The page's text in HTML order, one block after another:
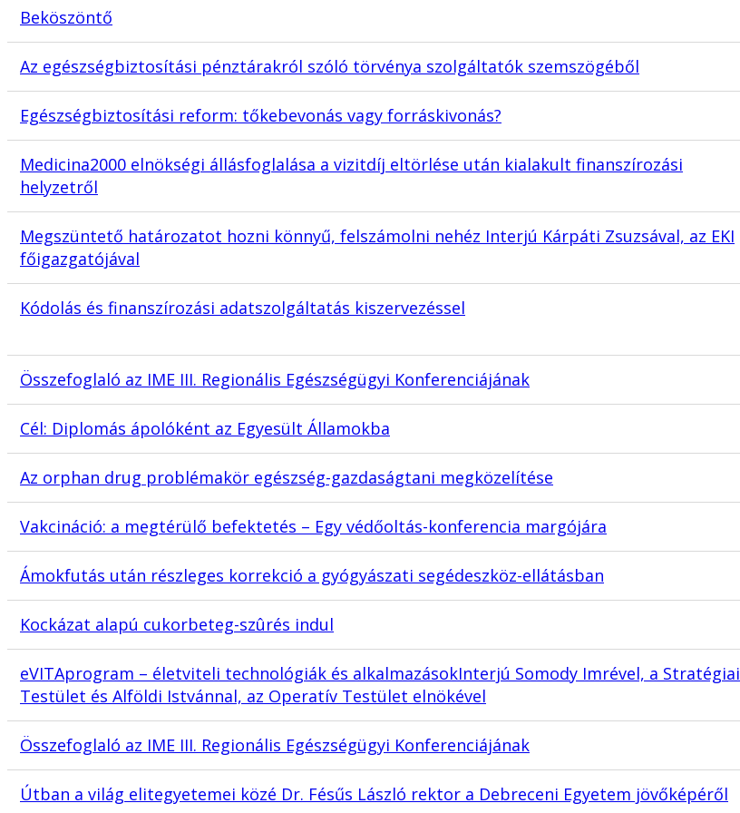
Beköszöntő
Az egészségbiztosítási pénztárakról szóló törvénya szolgáltatók szemszögéből
Egészségbiztosítási reform: tőkebevonás vagy forráskivonás?
Medicina2000 elnökségi állásfoglalása a vizitdíj eltörlése után kialakult finanszírozási
helyzetről
Megszüntető határozatot hozni könnyű, felszámolni nehéz Interjú Kárpáti Zsuzsával, az EKI
főigazgatójával
Kódolás és finanszírozási adatszolgáltatás kiszervezéssel
Összefoglaló az IME III. Regionális Egészségügyi Konferenciájának
Cél: Diplomás ápolóként az Egyesült Államokba
Az orphan drug problémakör egészség-gazdaságtani megközelítése
Vakcináció: a megtérülő befektetés – Egy védőoltás-konferencia margójára
Ámokfutás után részleges korrekció a gyógyászati segédeszköz-ellátásban
Kockázat alapú cukorbeteg-szûrés indul
eVITAprogram – életviteli technológiák és alkalmazásokInterjú Somody Imrével, a Stratégiai
Testület és Alföldi Istvánnal, az Operatív Testület elnökével
Összefoglaló az IME III. Regionális Egészségügyi Konferenciájának
Útban a világ elitegyetemei közé Dr. Fésűs László rektor a Debreceni Egyetem jövőképéről